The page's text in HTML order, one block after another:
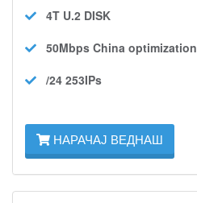
4T U.2 DISK
50Mbps China optimization
/24 253IPs
НАРАЧАЈ ВЕДНАШ